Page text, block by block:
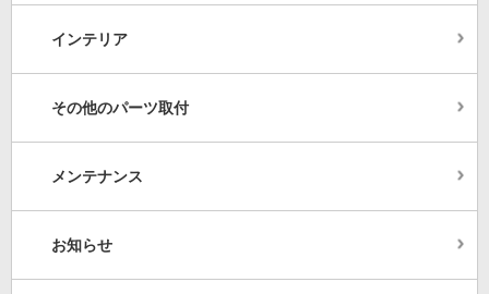
インテリア
その他のパーツ取付
メンテナンス
お知らせ